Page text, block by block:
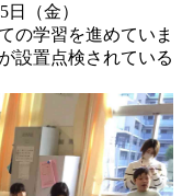
日（金）
の学習を進めていま
設置点検されている